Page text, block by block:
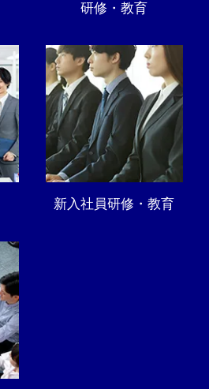
研修・教育
新入社員研修・教育